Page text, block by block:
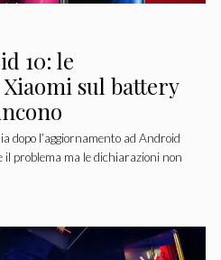
10: le
sul battery
dopo l’aggiornamento ad Android
problema ma le dichiarazioni non